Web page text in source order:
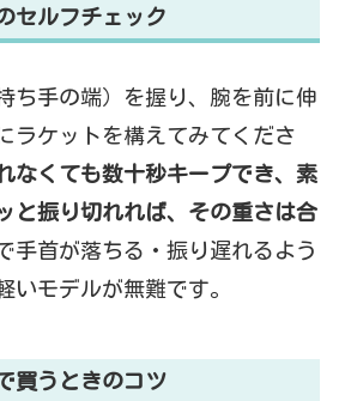
セルフチェック
ち手の端）を握り、腕を前に伸
ラケットを構えてみてくださ
なくても数十秒キープでき、素
と振り切れれば、その重さは合
手首が落ちる・振り遅れるよう
いモデルが無難です。
買うときのコツ